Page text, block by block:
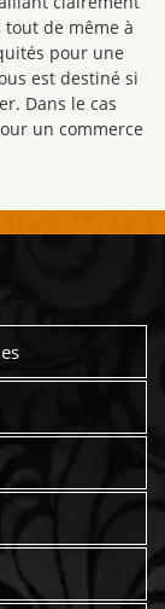
tout de même à
pour une
est destiné si
Dans le cas
un commerce